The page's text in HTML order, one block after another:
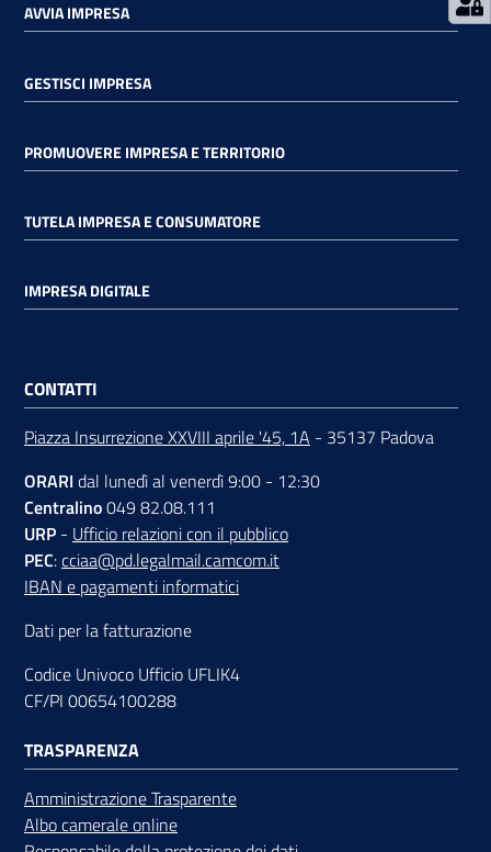
tter
Sala
Seguici
AVVIA IMPRESA
GESTISCI IMPRESA
PROMUOVERE IMPRESA E TERRITORIO
TUTELA IMPRESA E CONSUMATORE
IMPRESA DIGITALE
CONTATTI
Piazza Insurrezione XXVIII aprile '45, 1A - 35137 Padova
ORARI dal lunedì al venerdì 9:00 - 12:30
Centralino049 82.08.111
URP - Ufficio relazioni con il pubblico
PEC:cciaa@pd.legalmail.camcom.it
IBAN e pagamenti informatici
Dati per la fatturazione
Codice Univoco Ufficio UFLIK4
CF/PI 00654100288
TRASPARENZA
Amministrazione Trasparente
Albo camerale online